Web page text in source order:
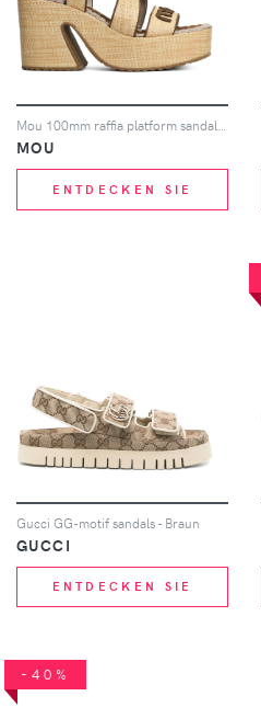
Mou 100mm raffia platform sandals - Nude
MOU
ENTDECKEN SIE
Gucci GG-motif sandals - Braun
GUCCI
ENTDECKEN SIE
-40%